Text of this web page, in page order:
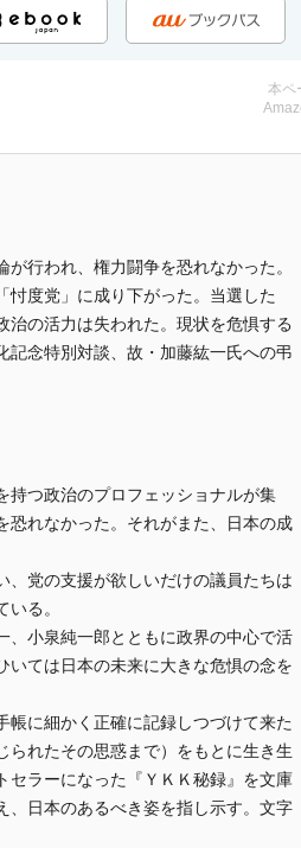
本ペ
行われ、権力闘争を恐れなかった。
忖度党」に成り下がった。当選した
の活力は失われた。現状を危惧する
記念特別対談、故・加藤紘一氏への弔
つ政治のプロフェッショナルが集
恐れなかった。それがまた、日本の成
党の支援が欲しいだけの議員たちは
る。
小泉純一郎とともに政界の中心で活
いては日本の未来に大きな危惧の念を
に細かく正確に記録しつづけて来た
られたその思惑まで）をもとに生き生
セラーになった『ＹＫＫ秘録』を文庫
、日本のあるべき姿を指し示す。文字